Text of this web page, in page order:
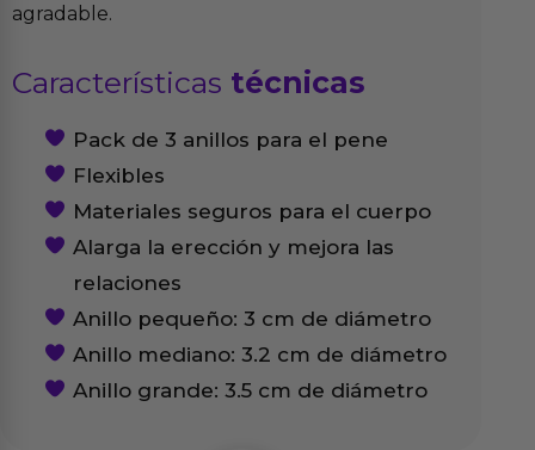
agradable.
Características técnicas
Pack de 3 anillos para el pene
Flexibles
Materiales seguros para el cuerpo
Alarga la erección y mejora las
relaciones
Anillo pequeño: 3 cm de diámetro
Anillo mediano: 3.2 cm de diámetro
Anillo grande: 3.5 cm de diámetro